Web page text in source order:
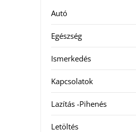
Autó
Egészség
Ismerkedés
Kapcsolatok
Lazítás -Pihenés
Letöltés